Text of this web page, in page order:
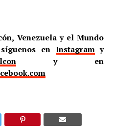
Venezuela y el Mundo
síguenos en Instagramy
y en